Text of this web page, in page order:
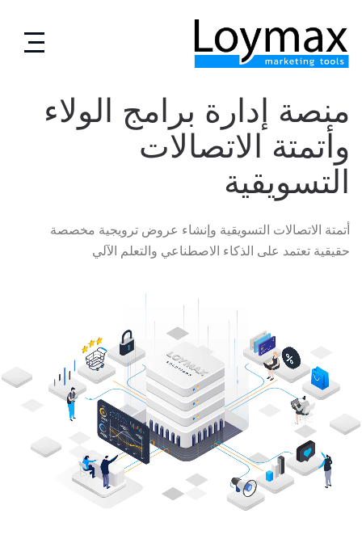
إلى
المحتوى
منصة إدارة برامج الولاء
وأتمتة الاتصالات
التسويقية
أتمتة الاتصالات التسويقية وإنشاء عروض ترويجية مخصصة
حقيقية تعتمد على الذكاء الاصطناعي والتعلم الآلي